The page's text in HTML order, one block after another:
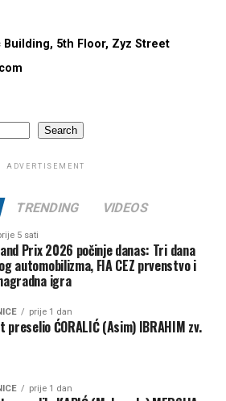
5th Floor, Zyz Street
Search
ADVERTISEMENT
TRENDING VIDEOS
5 sati
Prix 2026 počinje danas: Tri dana
automobilizma, FIA CEZ prvenstvo i
igra
prije 1 dan
preselio ĆORALIĆ (Asim) IBRAHIM zv.
prije 1 dan